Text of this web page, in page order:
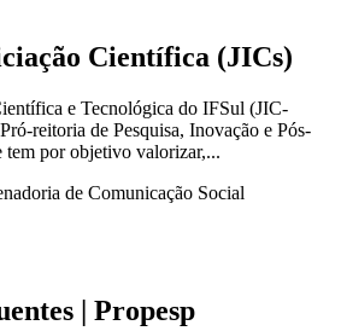
Científica (JICs)
e Tecnológica do IFSul (JIC-
reitoria de Pesquisa, Inovação e Pós-
tem por objetivo valorizar,...
de Comunicação Social
| Propesp